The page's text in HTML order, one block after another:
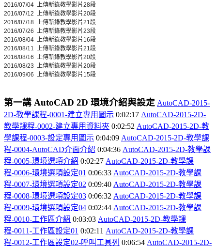
2016/07/04 上傳新錄教學影片28段
2016/07/12 上傳新錄教學影片20段
2016/07/18 上傳新錄教學影片21段
2016/07/26 上傳新錄教學影片23段
2016/08/04 上傳新錄教學影片16段
2016/08/11 上傳新錄教學影片21段
2016/08/16 上傳新錄教學影片20段
2016/08/23 上傳新錄教學影片20段
2016/09/06 上傳新錄教學影片15段
第一講 AutoCAD 2D 環境介紹與設定 AutoCAD-2015-
2D-教學課程-0001-建立專用圖示 0:02:17 AutoCAD-2015-2D-
教學課程-0002-建立專用資料夾 0:02:52 AutoCAD-2015-2D-教
學課程-0003-設定專用圖示 0:04:09 AutoCAD-2015-2D-教學課
程-0004-AutoCAD介面介紹 0:04:36 AutoCAD-2015-2D-教學課
程-0005-環境選項介紹 0:02:27 AutoCAD-2015-2D-教學課
程-0006-環境選項設定01 0:06:33 AutoCAD-2015-2D-教學課
程-0007-環境選項設定02 0:09:40 AutoCAD-2015-2D-教學課
程-0008-環境選項設定03 0:06:32 AutoCAD-2015-2D-教學課
程-0009-環境選項設定04 0:02:44 AutoCAD-2015-2D-教學課
程-0010-工作區介紹 0:03:03 AutoCAD-2015-2D-教學課
程-0011-工作區設定01 0:02:11 AutoCAD-2015-2D-教學課
程-0012-工作區設定02-呼叫工具列 0:06:54 AutoCAD-2015-2D-